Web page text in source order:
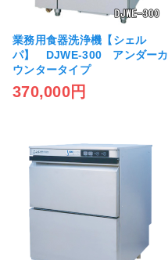
業務用食器洗浄機【シェル
パ】 DJWE-300 アンダーカ
ウンタータイプ
370,000円